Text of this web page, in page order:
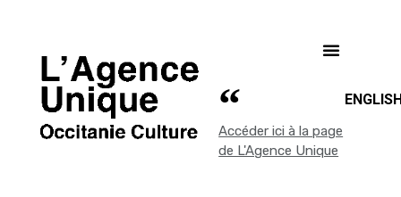
Accéder ici à la page
de L'Agence Unique